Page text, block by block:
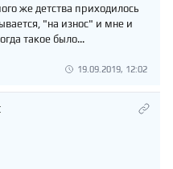
же детства приходилось
"на износ" и мне и
такое было...
19.09.2019, 12:02